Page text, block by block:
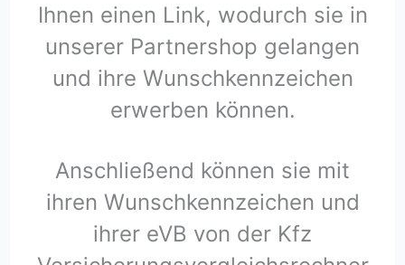
Ihnen einen Link, wodurch sie in
unserer Partnershop gelangen
und ihre Wunschkennzeichen
erwerben können.
Anschließend können sie mit
ihren Wunschkennzeichen und
ihrer eVB von der Kfz